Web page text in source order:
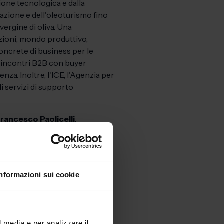
sui cookie
tecnologica e dalla
e dell'oleoturismo fino
di oliva. Una
mondo produttivo,
di business per le
incontri B2B con buyer
Inoltre, l'ICE, l'Agenzia per
servizi di supporto
Paolicelli,
di Bari;Ivo Nardella,
inaugurale di EVOLIO
Alimentare e delle Foreste.
all’Agricoltura e allo